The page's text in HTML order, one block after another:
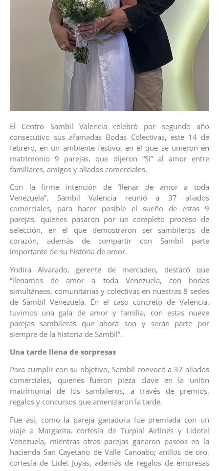
El Centro Sambil Valencia celebró por segundo año
consecutivo sus afamadas Bodas Colectivas, este 14 de
febrero, en un ambiente festivo, en el que se unieron en
matrimonio 9 parejas, que dijeron “Sí” al amor entre
familiares, amigos y aliados comerciales.
Con la firme intención de “llenar de amor a toda
Venezuela”, Sambil Valencia reunió a 37 aliados
comerciales, para hacer posible el sueño de estas 9
parejas, quienes pasaron por un completo proceso de
selección, en el que demostraron ser sambileros de
corazón, además de compartir con Sambil parte
importante de su historia de amor.
Yndira Alvarado, gerente de mercadeo, destacó que
“llenamos de amor a toda Venezuela, con bodas
simultáneas, comunitarias y colectivas en nuestras 8 sedes
de Sambil Venezuela. En el caso concreto de Valencia,
tuvimos una gala de amor y familia, con estas nueve
parejas sambileras que ahora son y serán parte por
siempre de la historia de Sambil”.
Una tarde llena de sorpresas
Para cumplir con su objetivo, Sambil convocó a 37 aliados
comerciales, quienes fueron pieza clave en la unión
matrimonial de los sambileros, a través de premios,
regalos y concursos que amenizaron la tarde.
Fue así, como la pareja ganadora fue premiada con un
viaje a Margarita, cortesía de Turpial Airlines y Lidotel
Venezuela, mientras otras parejas ganaron paseos en la
hacienda San Cayetano de Valle Canoabo; anillos de oro,
cortesía de Lidet Joyas, además de regalos de empresas